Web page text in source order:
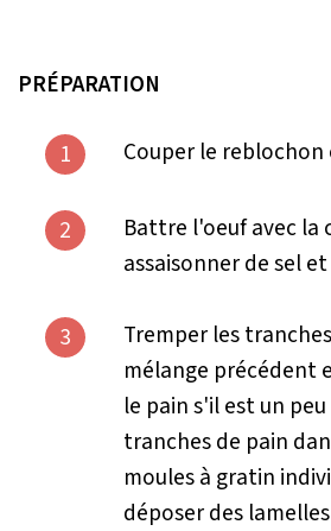
PRÉPARATION
1 Couper le reblochon
2
Battre l'oeuf avec la
assaisonner de sel
3
Tremper les
mélange précédent
le pain s'il est un
tranches de pain
moules à gratin
déposer des